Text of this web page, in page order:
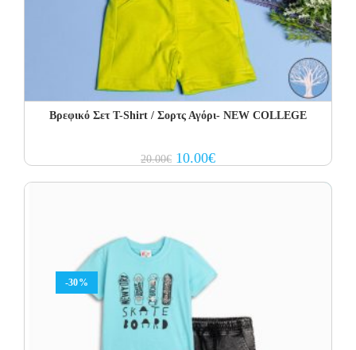
Βρεφικό Σετ Τ-Shirt / Σορτς Αγόρι- NEW COLLEGE
20.00€ Original
price
10.00€Current
price
-30%